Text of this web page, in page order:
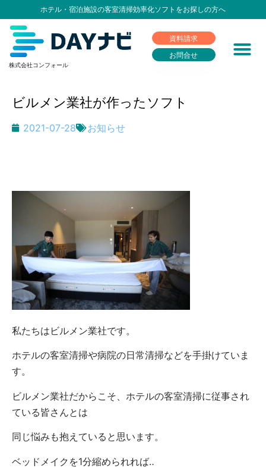
ホテル・宿泊施設の客室清掃効率化ソフトをお探しの方へ
株式会社コンフォール
資料請求
お問合せ
ビルメン業社が作ったソフト
2021-07-28 お知らせ
私たちはビルメン業社です。
ホテルの客室清掃や病院の日常清掃などを手掛けていま
す。
ビルメン業社だからこそ、ホテルの客室清掃に従事され
ている皆さんとは
同じ悩みも抱えていると思います。
ベッドメイクを1分縮められれば‥